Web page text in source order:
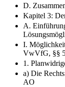
D.
Kapitel 3:
A.
I.
VwVfG, §§
1.
a) Die
AO